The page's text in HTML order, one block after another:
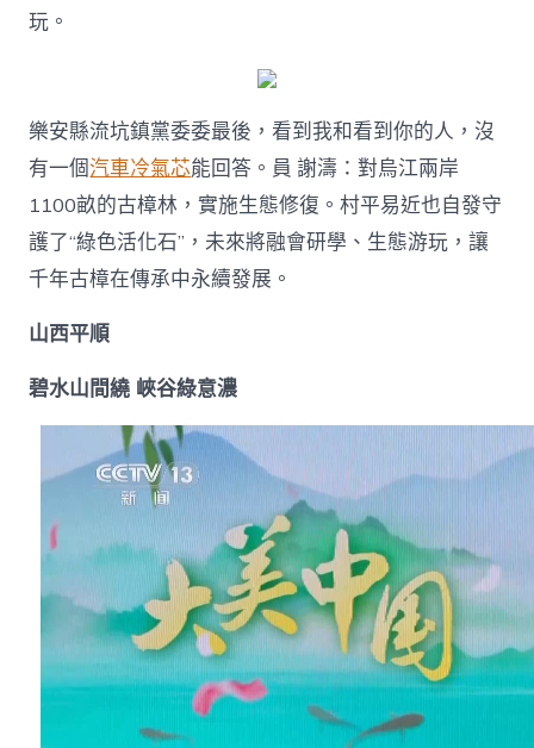
玩。
樂安縣流坑鎮黨委委最後，看到我和看到你的人，沒
有一個汽車冷氣芯能回答。員 謝濤：對烏江兩岸
1100畝的古樟林，實施生態修復。村平易近也自發守
護了“綠色活化石”，未來將融會研學、生態游玩，讓
千年古樟在傳承中永續發展。
山西平順
碧水山間繞 峽谷綠意濃